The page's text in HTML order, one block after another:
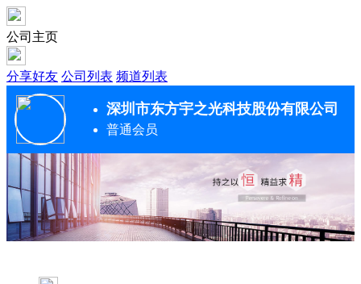
公司主页
分享好友 公司列表 频道列表
深圳市东方宇之光科技股份有限公司
普通会员